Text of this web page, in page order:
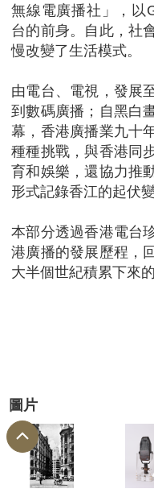
無線電廣播社」，以
台的前身。自此，社
慢改變了生活模式。
由電台、電視，發展
到數碼廣播；自黑白
幕，香港廣播業九十
種種挑戰，與香港同
育和娛樂，還協力推
形式記錄香江的起伏
本部分透過香港電台
港廣播的發展歷程，
大半個世紀積累下來
圖片